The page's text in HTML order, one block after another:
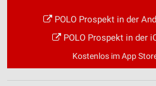
POLO Prospekt in der
POLO Prospekt in der
Kostenlos im App